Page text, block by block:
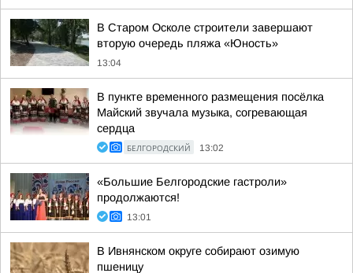
В Старом Осколе строители завершают
вторую очередь пляжа «Юность»
13:04
В пункте временного размещения посёлка
Майский звучала музыка, согревающая
сердца
БЕЛГОРОДСКИЙ 13:02
«Большие Белгородские гастроли»
продолжаются!
13:01
В Ивнянском округе собирают озимую
пшеницу